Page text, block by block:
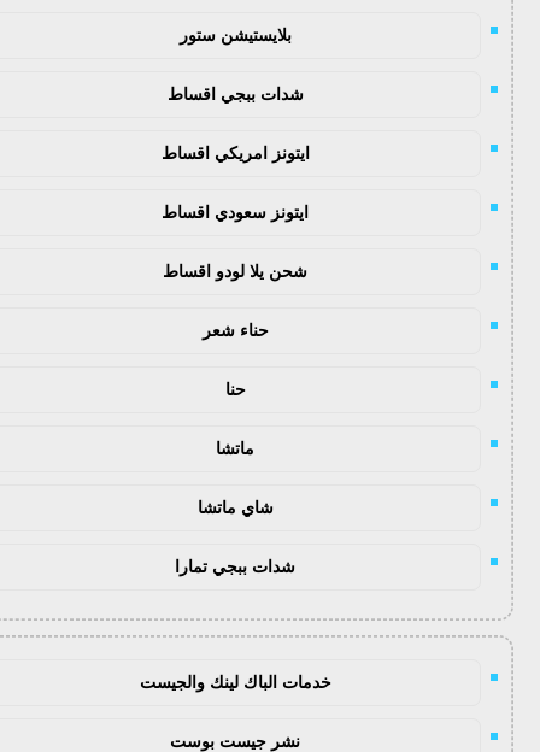
بلايستيشن ستور
شدات ببجي اقساط
ايتونز امريكي اقساط
ايتونز سعودي اقساط
شحن يلا لودو اقساط
حناء شعر
حنا
ماتشا
شاي ماتشا
شدات ببجي تمارا
خدمات الباك لينك والجيست
نشر جيست بوست